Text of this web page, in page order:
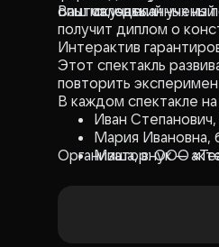
скучать.
опытов, сделанных из
Ваш маленький ученый
получит диплом о
Интерактив
Этот спектакль
повторить
В каждом спектакле
Иван
Мария Ивановна,
Миша, внук —
Организатор: ООО